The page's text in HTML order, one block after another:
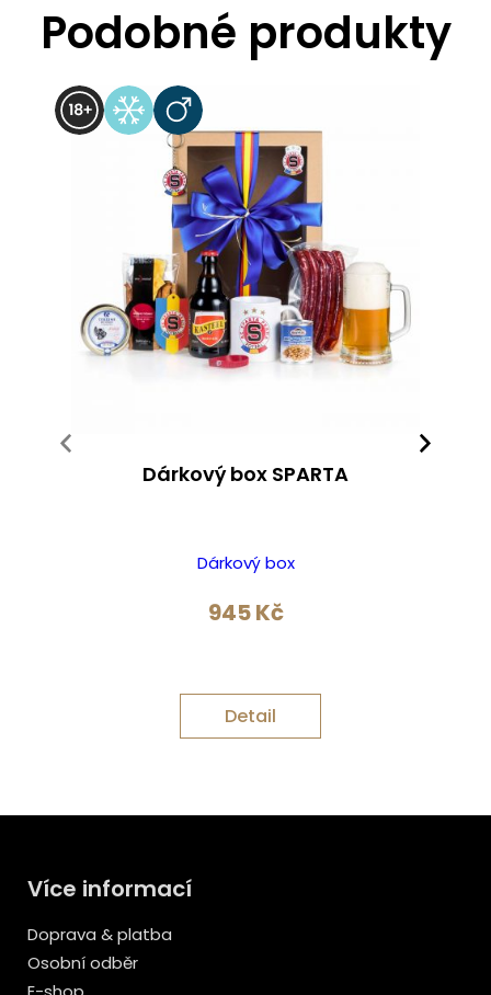
Podobné produkty
Dárkový box SPARTA
Dárkový box
945Kč
Detail
Více informací
Doprava & platba
Osobní odběr